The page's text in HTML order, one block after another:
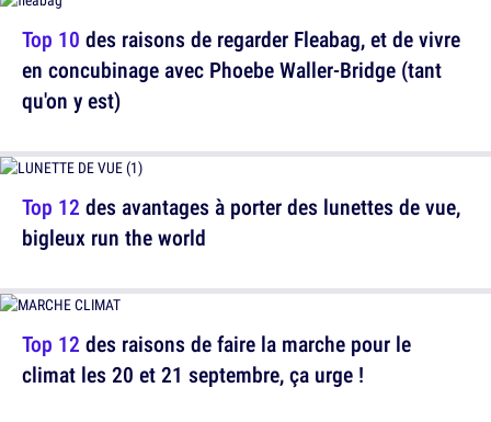
Top 10 des raisons de regarder Fleabag, et de vivre
en concubinage avec Phoebe Waller-Bridge (tant
qu'on y est)
Top 12 des raisons de faire la marche pour le
climat les 20 et 21 septembre, ça urge !
Top 12 des avantages à porter des lunettes de vue,
bigleux run the world